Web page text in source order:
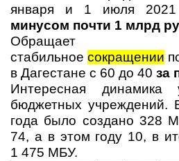
января и 1 июля 2021
минусом почти 1 млрд
Обращает
стабильное сокращении
в Дагестане с 60 до 40 за
Интересная динамика
бюджетных учреждений.
года было создано 328
74, а в этом году 10, в
1 475 МБУ.